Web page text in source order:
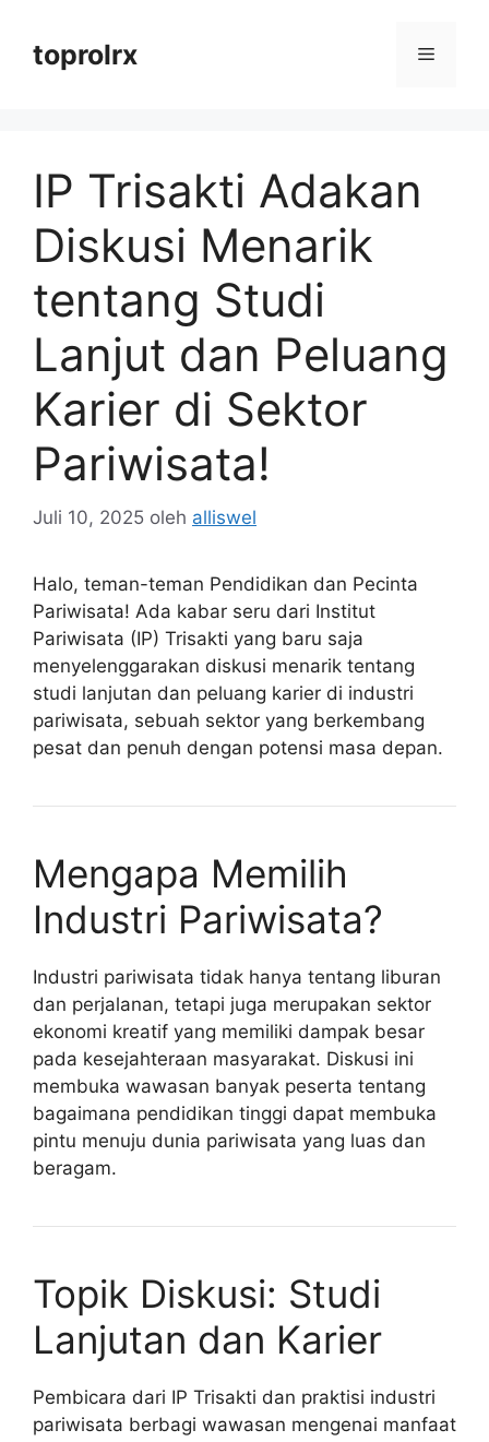
toprolrx Menu
IP Trisakti Adakan
Diskusi Menarik
tentang Studi
Lanjut dan Peluang
Karier di Sektor
Pariwisata!
Juli 10, 2025 oleh alliswel
Halo, teman-teman Pendidikan dan Pecinta
Pariwisata! Ada kabar seru dari Institut
Pariwisata (IP) Trisakti yang baru saja
menyelenggarakan diskusi menarik tentang
studi lanjutan dan peluang karier di industri
pariwisata, sebuah sektor yang berkembang
pesat dan penuh dengan potensi masa depan.
Mengapa Memilih
Industri Pariwisata?
Industri pariwisata tidak hanya tentang liburan
dan perjalanan, tetapi juga merupakan sektor
ekonomi kreatif yang memiliki dampak besar
pada kesejahteraan masyarakat. Diskusi ini
membuka wawasan banyak peserta tentang
bagaimana pendidikan tinggi dapat membuka
pintu menuju dunia pariwisata yang luas dan
beragam.
Topik Diskusi: Studi
Lanjutan dan Karier
Pembicara dari IP Trisakti dan praktisi industri
pariwisata berbagi wawasan mengenai manfaat